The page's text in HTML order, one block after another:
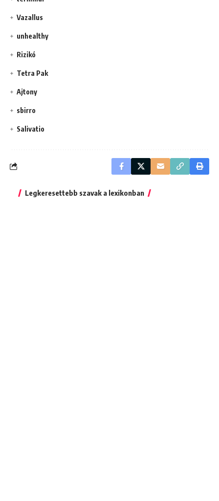
Vazallus
unhealthy
Rizikó
Tetra Pak
Ajtony
sbirro
Salivatio
Legkeresettebb szavak a lexikonban